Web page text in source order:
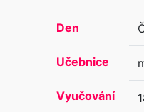
Den
Učebnice
Vyučování